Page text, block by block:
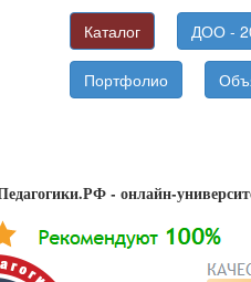
Каталог ДОО -
Портфолио
- онлайн-